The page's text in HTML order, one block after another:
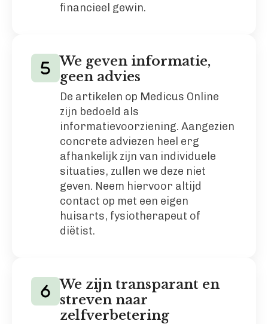
financieel gewin.
We geven informatie,
geen advies
De artikelen op Medicus Online
zijn bedoeld als
informatievoorziening. Aangezien
concrete adviezen heel erg
afhankelijk zijn van individuele
situaties, zullen we deze niet
geven. Neem hiervoor altijd
contact op met een eigen
huisarts, fysiotherapeut of
diëtist.
We zijn transparant en
streven naar
zelfverbetering